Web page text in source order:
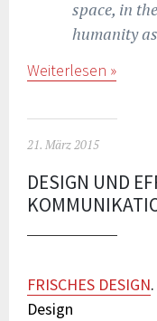
space, in
humanity
Weiterlesen
21. März 2015
DESIGN UND
FRISCHES DESIGN
Design